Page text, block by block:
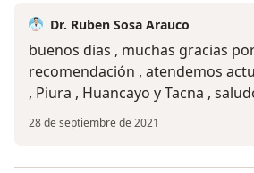
Dr. Ruben Sosa Arauco
buenos dias , muchas gracias
recomendación , atendemos
, Piura , Huancayo y Tacna ,
28 de septiembre de 2021